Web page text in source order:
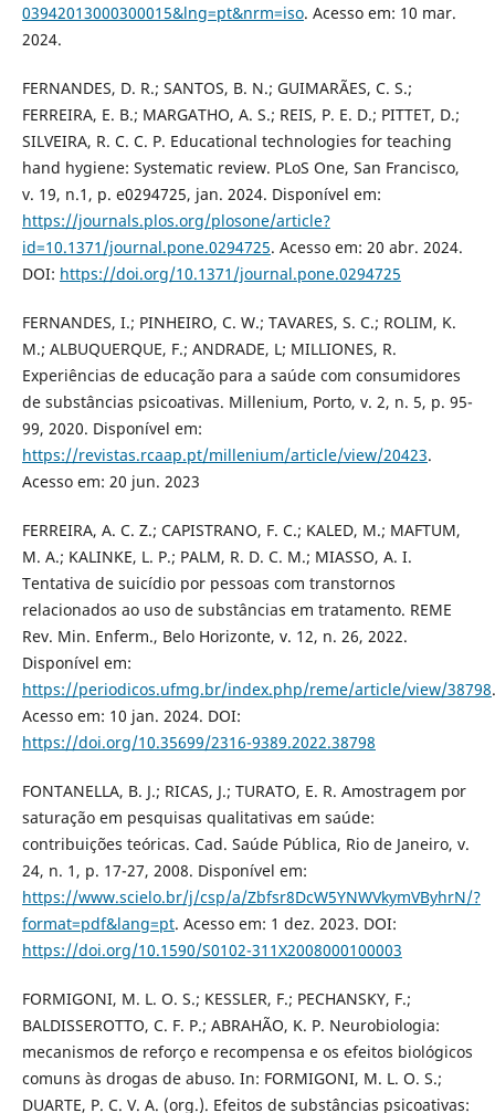
03942013000300015&lng=pt&nrm=iso. Acesso em: 10 mar.
2024.
FERNANDES, D. R.; SANTOS, B. N.; GUIMARÃES, C. S.;
FERREIRA, E. B.; MARGATHO, A. S.; REIS, P. E. D.; PITTET, D.;
SILVEIRA, R. C. C. P. Educational technologies for teaching
hand hygiene: Systematic review. PLoS One, San Francisco,
v. 19, n.1, p. e0294725, jan. 2024. Disponível em:
https://journals.plos.org/plosone/article?
id=10.1371/journal.pone.0294725. Acesso em: 20 abr. 2024.
DOI: https://doi.org/10.1371/journal.pone.0294725
FERNANDES, I.; PINHEIRO, C. W.; TAVARES, S. C.; ROLIM, K.
M.; ALBUQUERQUE, F.; ANDRADE, L; MILLIONES, R.
Experiências de educação para a saúde com consumidores
de substâncias psicoativas. Millenium, Porto, v. 2, n. 5, p. 95-
99, 2020. Disponível em:
https://revistas.rcaap.pt/millenium/article/view/20423.
Acesso em: 20 jun. 2023
FERREIRA, A. C. Z.; CAPISTRANO, F. C.; KALED, M.; MAFTUM,
M. A.; KALINKE, L. P.; PALM, R. D. C. M.; MIASSO, A. I.
Tentativa de suicídio por pessoas com transtornos
relacionados ao uso de substâncias em tratamento. REME
Rev. Min. Enferm., Belo Horizonte, v. 12, n. 26, 2022.
Disponível em:
https://periodicos.ufmg.br/index.php/reme/article/view/38798.
Acesso em: 10 jan. 2024. DOI:
https://doi.org/10.35699/2316-9389.2022.38798
FONTANELLA, B. J.; RICAS, J.; TURATO, E. R. Amostragem por
saturação em pesquisas qualitativas em saúde:
contribuições teóricas. Cad. Saúde Pública, Rio de Janeiro, v.
24, n. 1, p. 17-27, 2008. Disponível em:
https://www.scielo.br/j/csp/a/Zbfsr8DcW5YNWVkymVByhrN/?
format=pdf&lang=pt. Acesso em: 1 dez. 2023. DOI:
https://doi.org/10.1590/S0102-311X2008000100003
FORMIGONI, M. L. O. S.; KESSLER, F.; PECHANSKY, F.;
BALDISSEROTTO, C. F. P.; ABRAHÃO, K. P. Neurobiologia:
mecanismos de reforço e recompensa e os efeitos biológicos
comuns às drogas de abuso. In: FORMIGONI, M. L. O. S.;
DUARTE, P. C. V. A. (org.). Efeitos de substâncias psicoativas: